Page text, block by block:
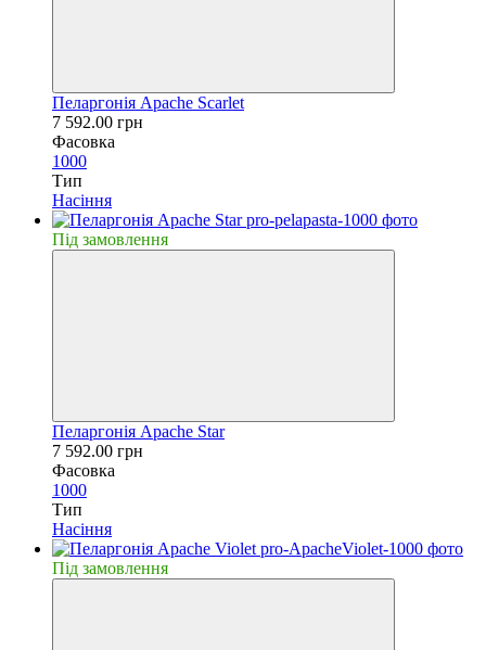
Пеларгонія Apache Scarlet
7 592.00 грн
Фасовка
1000
Тип
Насiння
Пiд замовлення
Пеларгонія Apache Star
7 592.00 грн
Фасовка
1000
Тип
Насiння
Пiд замовлення